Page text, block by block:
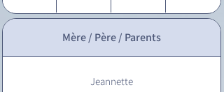
Mère / Père / Parents
Jeannette